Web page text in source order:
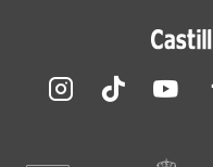
Redes sociales